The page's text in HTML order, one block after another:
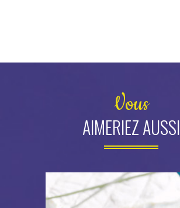
Vous
AIMERIEZ AUSSI